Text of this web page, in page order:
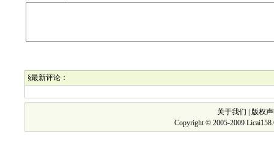
§最新评论：
关于我们
版权
Copyright © 2005-2009